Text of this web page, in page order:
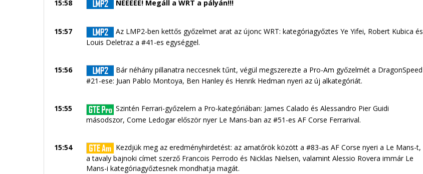
15:58 NEEEEE! Megáll a WRT a pályán!!!
15:57
Az LMP2-ben kettős győzelmet arat az újonc WRT: kategóriagyőztes Ye Yifei, Robert Kubica és
Louis Deletraz a #41-es egységgel.
15:56
Bár néhány pillanatra neccesnek tűnt, végül megszerezte a Pro-Am győzelmét a DragonSpeed
#21-ese: Juan Pablo Montoya, Ben Hanley és Henrik Hedman nyeri az új alkategóriát.
15:55
Szintén Ferrari-győzelem a Pro-kategóriában: James Calado és Alessandro Pier Guidi
másodszor, Come Ledogar először nyer Le Mans-ban az #51-es AF Corse Ferrarival.
15:54
Kezdjük meg az eredményhirdetést: az amatőrök között a #83-as AF Corse nyeri a Le Mans-t,
a tavaly bajnoki címet szerző Francois Perrodo és Nicklas Nielsen, valamint Alessio Rovera immár Le
Mans-i kategóriagyőztesnek mondhatja magát.